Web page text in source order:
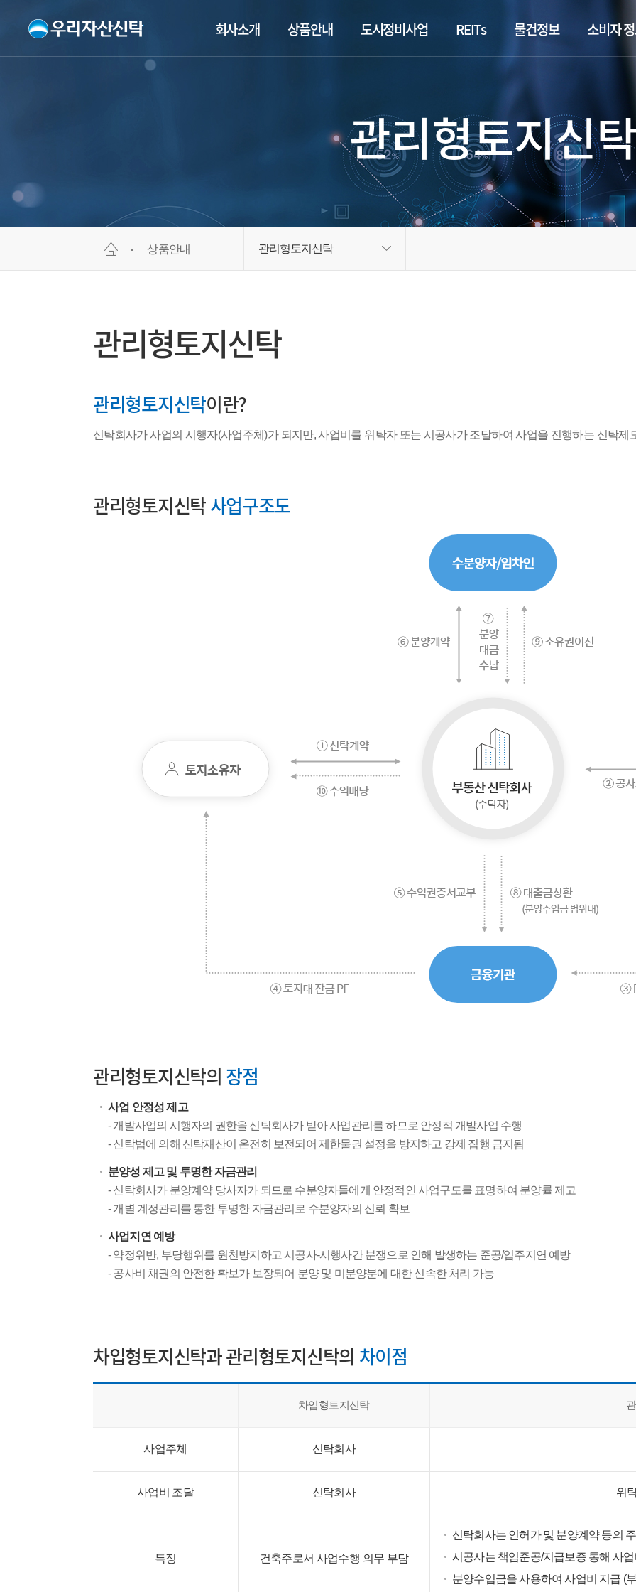
회사소개 상품안내 도시정비사업 REITs 물건정보 소비자
관리형토지신
상품안내 관리형토지신탁
관리형토지신탁
관리형토지신탁이란?
신탁회사가 사업의 시행자(사업주체)가 되지만, 사업비를 위탁자 또는 시공사가 조달하여 사업을 진행하는 신탁제
관리형토지신탁사업구조도
관리형토지신탁의 장점
사업 안정성 제고
- 개발사업의 시행자의 권한을 신탁회사가 받아 사업관리를 하므로 안정적 개발사업 수행
- 신탁법에 의해 신탁재산이 온전히 보전되어 제한물권 설정을 방지하고 강제 집행 금지됨
분양성 제고 및 투명한 자금관리
- 신탁회사가 분양계약 당사자가 되므로 수분양자들에게 안정적인 사업구도를 표명하여 분양률 제고
- 개별 계정관리를 통한 투명한 자금관리로 수분양자의 신뢰 확보
사업지연 예방
- 약정위반, 부당행위를 원천방지하고 시공사-시행사간 분쟁으로 인해 발생하는 준공/입주지연 예방
- 공사비 채권의 안전한 확보가 보장되어 분양 및 미분양분에 대한 신속한 처리 가능
차입형토지신탁과 관리형토지신탁의 차이점
차입형토지신탁
사업주체 신탁회사
사업비 조달 신탁회사 위
특징 건축주로서 사업수행 의무 부담
신탁회사는 인허가 및 분양계약 등의
시공사는 책임준공/지급보증 통해 사
분양수입금을 사용하여 사업비 지급 (